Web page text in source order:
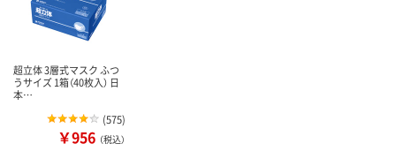
超立体 3層式マスク ふつ
うサイズ 1箱（40枚入） 日
本…
(575)
￥956 （税込）